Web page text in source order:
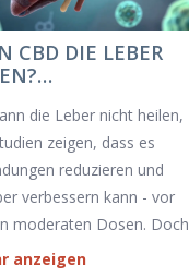
CBD DIE LEBER
ZUR WIRKUNG
AUF DIE
die Leber nicht heilen,
zeigen, dass es
reduzieren und
verbessern kann - vor
moderaten Dosen. Doch
anzeigen